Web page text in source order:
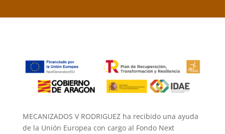
MECANIZADOS V RODRIGUEZ ha recibido una ayuda
de la Unión Europea con cargo al Fondo Next